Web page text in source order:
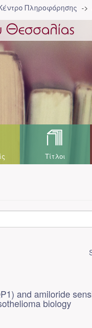
Πληροφόρησης
Τίτλοι
and amiloride
biology